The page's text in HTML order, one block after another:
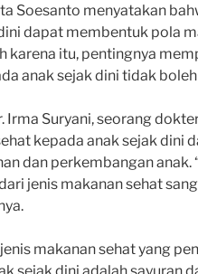
Soesanto menyatakan
dapat membentuk pola
karena itu, pentingnya
anak sejak dini tidak
Irma Suryani, seorang
kepada anak sejak dini
dan perkembangan anak.
jenis makanan sehat
makanan sehat yang